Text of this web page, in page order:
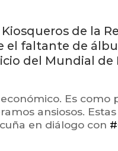
de la
el faltante de
del Mundial de
Es como
ansiosos.
en diálogo con